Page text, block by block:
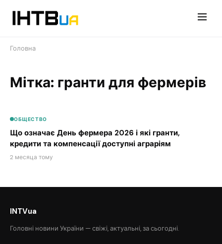
Головна
Мітка: гранти для фермерів
ОБЩЕСТВО
Що означає День фермера 2026 і які гранти,
кредити та компенсації доступні аграріям
2 месяца тому
INTVua
Головні новини України — свіжі, актуальні, за сьогодні.